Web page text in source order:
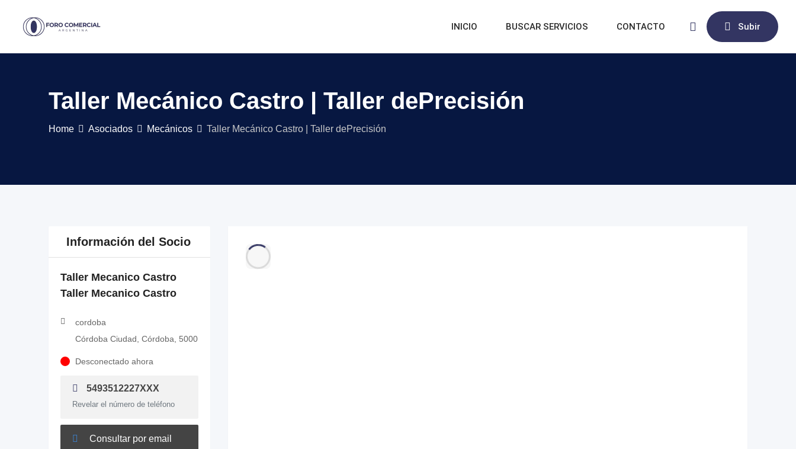
Subir
INICIO BUSCAR SERVICIOS CONTACTO
Taller Mecánico Castro | Taller dePrecisión
Home Asociados Mecánicos Taller Mecánico Castro | Taller dePrecisión
Información del Socio
Taller Mecanico Castro
Taller Mecanico Castro
cordoba
Córdoba Ciudad, Córdoba, 5000
Desconectado ahora
5493512227XXX
Revelar el número de teléfono
Consultar por email